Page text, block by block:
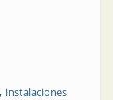
instalaciones